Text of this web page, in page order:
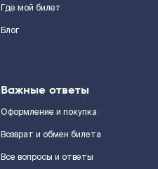
Где мой билет
Блог
Важные ответы
Оформление и покупка
Возврат и обмен билета
Все вопросы и ответы